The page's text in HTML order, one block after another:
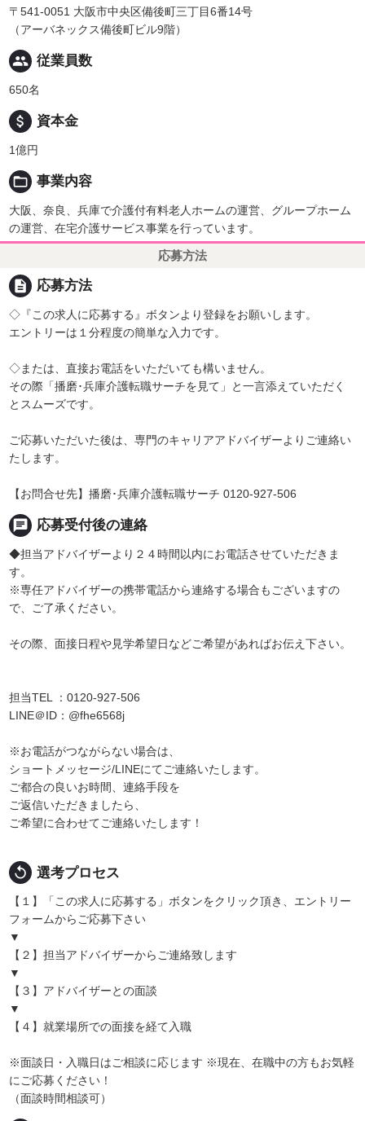
〒541-0051 大阪市中央区備後町三丁目6番14号
（アーバネックス備後町ビル9階）
people 従業員数
650名
attach_money 資本金
1億円
folder_open 事業内容
大阪、奈良、兵庫で介護付有料老人ホームの運営、グループホーム
の運営、在宅介護サービス事業を行っています。
応募方法
description 応募方法
◇『この求人に応募する』ボタンより登録をお願いします。
エントリーは１分程度の簡単な入力です。
◇または、直接お電話をいただいても構いません。
その際「播磨･兵庫介護転職サーチを見て」と一言添えていただく
とスムーズです。
ご応募いただいた後は、専門のキャリアアドバイザーよりご連絡い
たします。
【お問合せ先】播磨･兵庫介護転職サーチ 0120-927-506
chat 応募受付後の連絡
◆担当アドバイザーより２４時間以内にお電話させていただきま
す。
※専任アドバイザーの携帯電話から連絡する場合もございますの
で、ご了承ください。
その際、面接日程や見学希望日などご希望があればお伝え下さい。
担当TEL ：0120-927-506
LINE＠ID：@fhe6568j
※お電話がつながらない場合は、
ショートメッセージ/LINEにてご連絡いたします。
ご都合の良いお時間、連絡手段を
ご返信いただきましたら、
ご希望に合わせてご連絡いたします！
replay 選考プロセス
【１】「この求人に応募する」ボタンをクリック頂き、エントリー
フォームからご応募下さい
▼
【２】担当アドバイザーからご連絡致します
▼
【３】アドバイザーとの面談
▼
【４】就業場所での面接を経て入職
※面談日・入職日はご相談に応じます ※現在、在職中の方もお気軽
にご応募ください！
（面談時間相談可）